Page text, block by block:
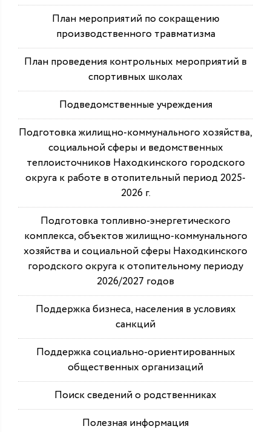
План мероприятий по сокращению
производственного травматизма
План проведения контрольных мероприятий в
спортивных школах
Подведомственные учреждения
Подготовка жилищно-коммунального хозяйства,
социальной сферы и ведомственных
теплоисточников Находкинского городского
округа к работе в отопительный период 2025-
2026 г.
Подготовка топливно-энергетического
комплекса, объектов жилищно-коммунального
хозяйства и социальной сферы Находкинского
городского округа к отопительному периоду
2026/2027 годов
Поддержка бизнеса, населения в условиях
санкций
Поддержка социально-ориентированных
общественных организаций
Поиск сведений о родственниках
Полезная информация